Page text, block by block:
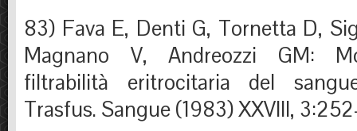
83) Fava E, Denti G, Tornetta D,
Magnano V, Andreozzi GM:
filtrabilità eritrocitaria del
Trasfus. Sangue (1983) XXVIII,